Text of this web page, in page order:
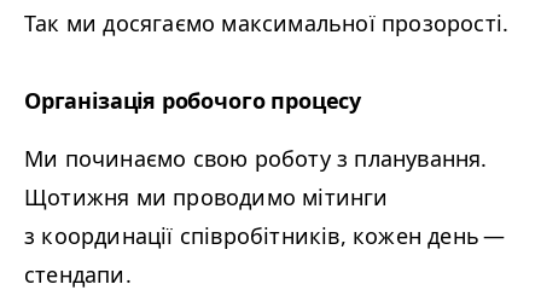
Так ми досягаємо максимальної прозорості.
Організація робочого процесу
Ми починаємо свою роботу з планування.
Щотижня ми проводимо мітинги
з координації співробітників, кожен день —
стендапи.